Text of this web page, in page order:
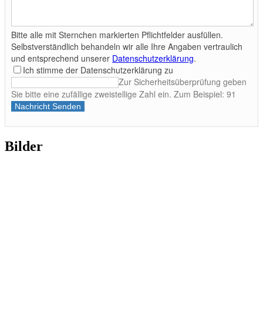
Bitte alle mit Sternchen markierten Pflichtfelder ausfüllen.
Selbstverständlich behandeln wir alle Ihre Angaben vertraulich
und entsprechend unserer Datenschutzerklärung.
Ich stimme der Datenschutzerklärung zu
Zur Sicherheitsüberprüfung geben
Sie bitte eine zufällige zweistellige Zahl ein. Zum Beispiel: 91
Nachricht Senden
Bilder